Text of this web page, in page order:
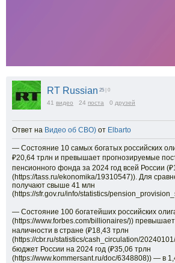
RT Russian 25 | 0
41 видео 24 поста 0 друзей
Ответ на Видео об СВО) от Elbarto
— Состояние 10 самых богатых российских
₽20,64 трлн и превышает прогнозируемые
пенсионного фонда за 2024 год всей России
(https://tass.ru/ekonomika/19310547)). Для
получают свыше 41 млн
(https://sfr.gov.ru/info/statistics/
— Состояние 100 богатейших российских
(https://www.forbes.com/billionaires/))
наличности в стране (₽18,43 трлн
(https://cbr.ru/statistics/cash_circulation/
бюджет России на 2024 год (₽35,06 трлн
(https://www.kommersant.ru/doc/6348808)) — в